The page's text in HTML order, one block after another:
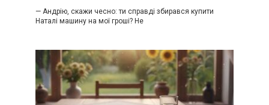
— Андрію, скажи чесно: ти справді збирався купити
Наталі машину на мої гроші? Не